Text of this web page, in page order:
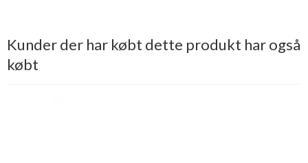
Kunder der har købt dette produkt har også
købt